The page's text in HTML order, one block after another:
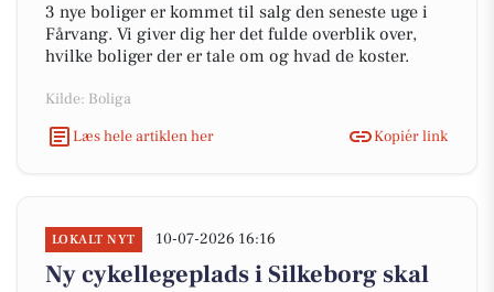
3 nye boliger er kommet til salg den seneste uge i
Fårvang. Vi giver dig her det fulde overblik over,
hvilke boliger der er tale om og hvad de koster.
Kilde: Boliga
Læs hele artiklen her
Kopiér link
LOKALT NYT 10-07-2026 16:16
Ny cykellegeplads i Silkeborg skal